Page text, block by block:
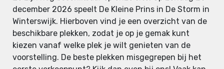
december 2026 speelt De Kleine Prins in De Storm in
Winterswijk. Hierboven vind je een overzicht van de
beschikbare plekken, zodat je op je gemak kunt
kiezen vanaf welke plek je wilt genieten van de
voorstelling. De beste plekken misgegrepen bij het